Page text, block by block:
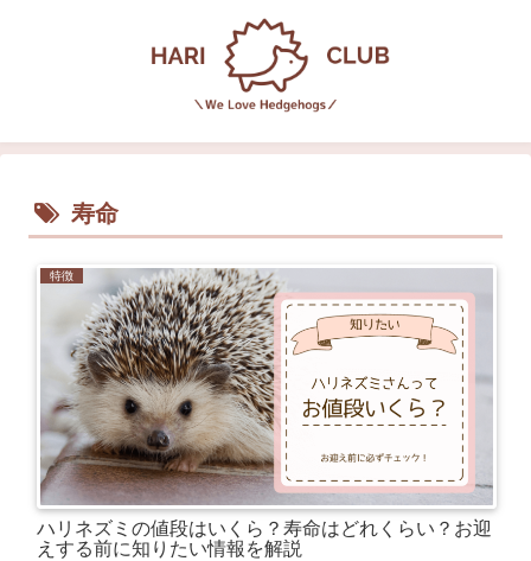
寿命
特徴
ハリネズミの値段はいくら？寿命はどれくらい？お迎
えする前に知りたい情報を解説